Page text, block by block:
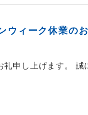
ウィーク休業の
申し上げます。 誠